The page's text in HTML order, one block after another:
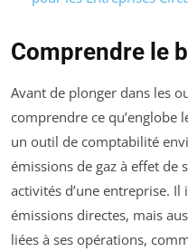
Comprendre le
Avant de plonger dans les
comprendre ce qu’englobe
un outil de comptabilité
émissions de gaz à effet de
activités d’une entreprise.
émissions directes, mais
liées à ses opérations,